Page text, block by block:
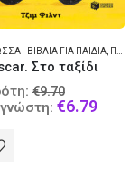
- ΒΙΒΛΊΑ ΓΙΑ ΠΑΙΔΙΆ ΠΑΙΔΙΚΆ ΒΙΒΛΊΑ ΜΕΤΑΦΡΑΣΜΈΝΑ
Στο ταξίδι
€9.70
price
€6.79